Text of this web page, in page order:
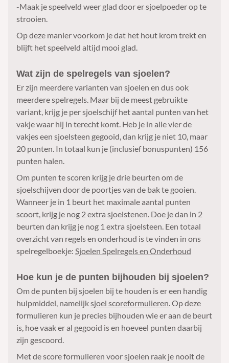
-Maak je speelveld weer glad door er sjoelpoeder op te
strooien.
Op deze manier voorkom je dat het hout krom trekt en
blijft het speelveld altijd mooi glad.
Wat zijn de spelregels van sjoelen?
Er zijn meerdere varianten van sjoelen en dus ook
meerdere spelregels. Maar bij de meest gebruikte
variant, krijg je per sjoelschijf het aantal punten van het
vakje waar hij in terecht komt. Heb je in alle vier de
vakjes een sjoelsteen gegooid, dan krijg je niet 10, maar
20 punten. In totaal kun je (inclusief bonuspunten) 156
punten halen.
Om punten te scoren krijg je drie beurten om de
sjoelschijven door de poortjes van de bak te gooien.
Wanneer je in 1 beurt het maximale aantal punten
scoort, krijg je nog 2 extra sjoelstenen. Doe je dan in 2
beurten dan krijg je nog 1 extra sjoelsteen. Een totaal
overzicht van regels en onderhoud is te vinden in ons
spelregelboekje: Sjoelen Spelregels en Onderhoud
Hoe kun je de punten bijhouden bij sjoelen?
Om de punten bij sjoelen bij te houden is er een handig
hulpmiddel, namelijksjoel scoreformulieren. Op deze
formulieren kun je precies bijhouden wie er aan de beurt
is, hoe vaak er al gegooid is en hoeveel punten daarbij
zijn gescoord.
Met de score formulieren voor sjoelen raak je nooit de